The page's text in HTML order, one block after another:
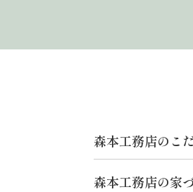
森本工務店のこ
森本工務店の家